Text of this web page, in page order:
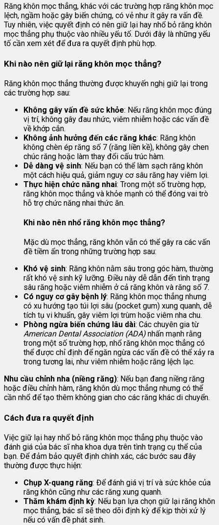
Răng khôn mọc thẳng, khác với các trường hợp răng khôn mọc
lệch, ngầm hoặc gây biến chứng, có vẻ như ít gây ra vấn đề.
Tuy nhiên, việc quyết định có nên giữ lại hay nhổ bỏ răng khôn
mọc thẳng phụ thuộc vào nhiều yếu tố. Dưới đây là những yếu
tố cần xem xét để đưa ra quyết định phù hợp.
Khi nào nên giữ lại răng khôn mọc thẳng?
Răng khôn mọc thẳng thường được khuyến nghị giữ lại trong
các trường hợp sau:
Không gây vấn đề sức khỏe: Nếu răng khôn mọc đúng
vị trí, không gây đau nhức, viêm nhiễm hoặc các vấn đề
về khớp cắn.
Không ảnh hưởng đến các răng khác: Răng khôn
không chèn ép răng số 7 (răng liền kề), không gây chen
chúc răng hoặc làm thay đổi cấu trúc hàm.
Dễ dàng vệ sinh: Nếu bạn có thể làm sạch răng khôn
một cách hiệu quả, giảm nguy cơ sâu răng hay viêm lợi.
Thực hiện chức năng nhai: Trong một số trường hợp,
răng khôn mọc thẳng và khỏe mạnh có thể đóng vai trò
hỗ trợ chức năng nhai thức ăn.
Khi nào nên nhổ răng khôn mọc thẳng?
Mặc dù mọc thẳng, răng khôn vẫn có thể gây ra các vấn
đề tiềm ẩn trong những trường hợp sau:
Khó vệ sinh: Răng khôn nằm sâu trong góc hàm, thường
rất khó vệ sinh kỹ lưỡng. Điều này dễ dẫn đến tình trạng
sâu răng hoặc viêm nhiễm ở cả răng khôn và răng số 7.
Có nguy cơ gây bệnh lý: Răng khôn mọc thẳng nhưng
có xu hướng tạo túi lợi sâu (pocket gum) xung quanh, dễ
tích tụ vi khuẩn, gây viêm lợi trùm hoặc viêm nha chu.
Phòng ngừa biến chứng lâu dài: Các chuyên gia từ
American Dental Association (ADA) nhấn mạnh rằng
trong một số trường hợp, nhổ răng khôn mọc thẳng có
thể được chỉ định để ngăn ngừa các vấn đề có thể xảy ra
trong tương lai, như viêm nhiễm hoặc răng lệch lạc.
Nhu cầu chỉnh nha (niềng răng): Nếu bạn đang niềng răng
hoặc điều chỉnh hàm, răng khôn dù mọc thẳng nhưng có thể
cần nhổ để tạo thêm không gian cho các răng khác di chuyển.
Cách đưa ra quyết định
Việc giữ lại hay nhổ bỏ răng khôn mọc thẳng phụ thuộc vào
đánh giá của bác sĩ nha khoa dựa trên tình trạng cụ thể của
bạn. Để đảm bảo quyết định chính xác, các bước sau đây
thường được thực hiện:
Chụp X-quang răng: Để đánh giá vị trí và sức khỏe của
răng khôn cũng như các răng xung quanh.
Thăm khám định kỳ: Nếu bạn lựa chọn giữ lại răng khôn
mọc thẳng, bác sĩ sẽ theo dõi định kỳ để kịp thời xử lý
nếu có vấn đề phát sinh.